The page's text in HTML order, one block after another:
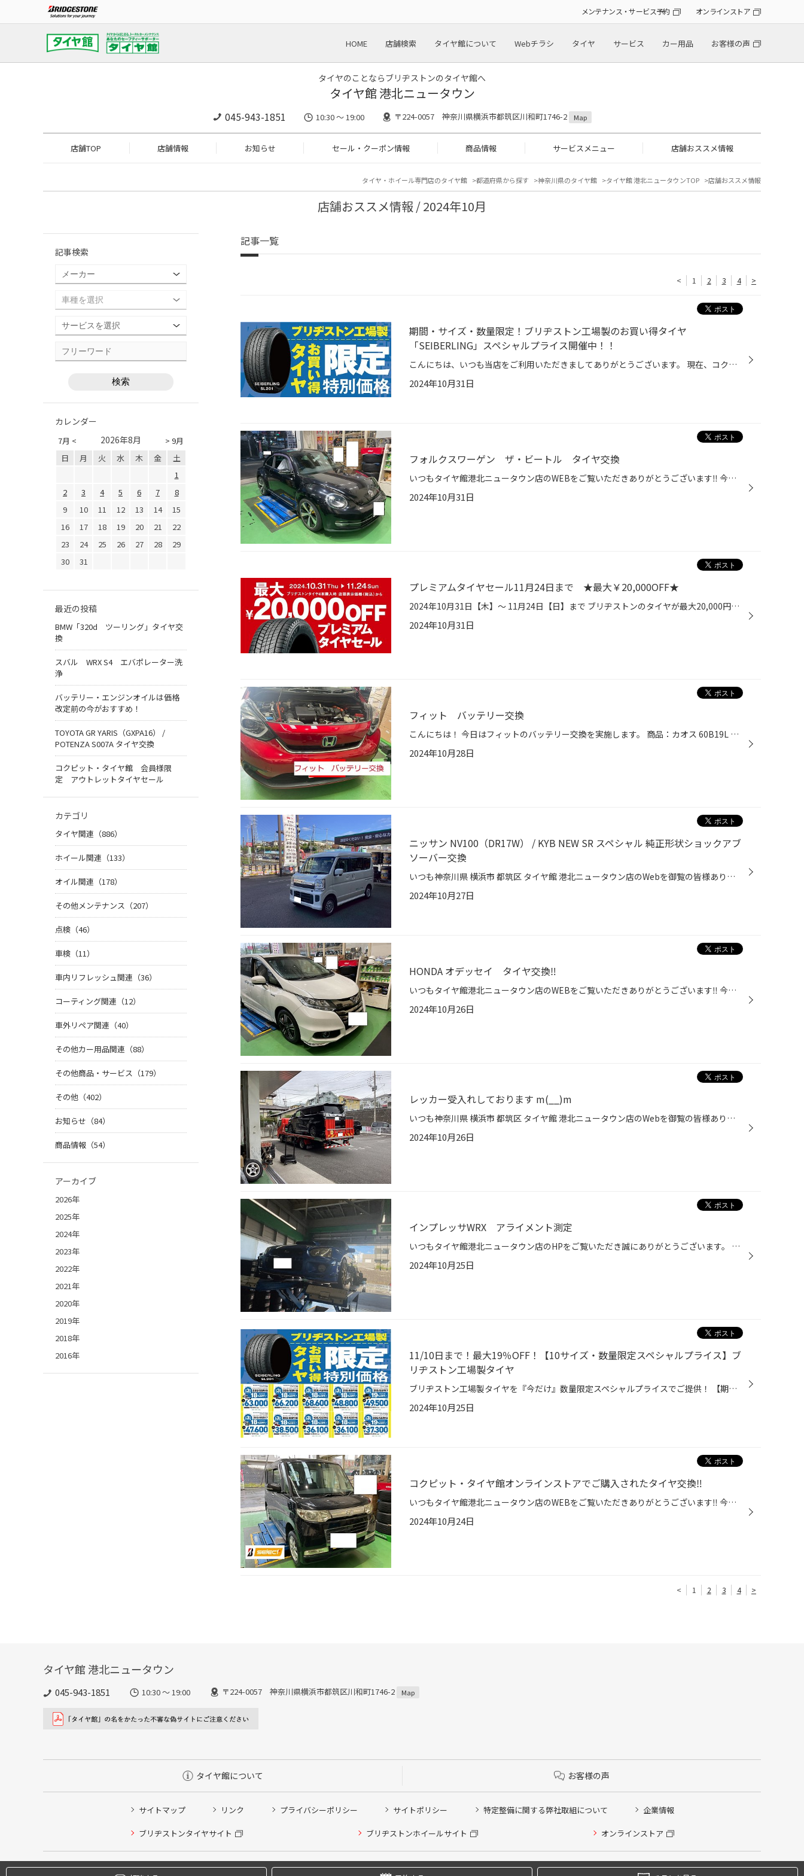
メンテナンス・サービス予約 オンラインストア
HOME 店舗検索 タイヤ館について Webチラシ タイヤ サービス カー用品 お客様の声
タイヤのことならブリヂストンのタイヤ館へ
タイヤ館 港北ニュータウン
045-943-1851 10:30 ～ 19:00 〒224-0057 神奈川県横浜市都筑区川和町1746-2 Map
店舗TOP 店舗情報 お知らせ セール・クーポン情報 商品情報 サービスメニュー 店舗おススメ情報
タイヤ・ホイール専門店のタイヤ館 都道府県から探す 神奈川県のタイヤ館 タイヤ館 港北ニュータウンTOP 店舗おススメ情報
店舗おススメ情報 / 2024年10月
記事一覧
< 1 2 3 4 >
期間・サイズ・数量限定！ブリヂストン工場製のお買い得タイヤ
「SEIBERLING」スペシャルプライス開催中！！
こんにちは、いつも当店をご利用いただきましてありがとうございます。 現在、コクピット・タイヤ館の一部店舗におきまして、 期間限定！ サイズ限定！！ 数量限定！！！ で、ブリヂストン工場製のお買い得タイヤ「SEIBERLING」をスペシャルプライスでご提供中です。 もちろん、当店でもご提供して...
2024年10月31日
フォルクスワーゲン ザ・ビートル タイヤ交換
いつもタイヤ館港北ニュータウン店のWEBをご覧いただきありがとうございます‼ 今回作業するお車はこちら‼ フォルクスワーゲン ザ・ビートルです❕ 使用するタイヤはこちらのREGNO GR-XⅢ 235/45R18 98Wです‼ 商品情報、詳しくはこちら 交換前のタイヤはこんな感じです。 タイヤの溝が減っててこのま...
2024年10月31日
プレミアムタイヤセール11月24日まで ★最大￥20,000OFF★
2024年10月31日【木】～ 11月24日【日】まで ブリヂストンのタイヤが最大20,000円OFF！ ※ブリヂストンタイヤ4本購入時 店頭表示価格（税込）から メンテナンスが抽選で最大20％OFF！ コクピット・タイヤ館のアプリをダウンロードで もれなく全員にタイヤクーポンをお届け！ 更に、抽選でメンテナン...
2024年10月31日
フィット バッテリー交換
こんにちは！ 今日はフィットのバッテリー交換を実施します。 商品：カオス 60B19L こちらの商品になります。 バッテリーはエンジンルーム左側にあります。 ２年～３年ほど使用している場合は交換の目安になります。 しっかり交換して作業終了です。 バッテリーの点検は無料で行っておりますので、...
2024年10月28日
ニッサン NV100（DR17W） / KYB NEW SR スペシャル 純正形状ショックアブ
ソーバー交換
いつも神奈川県 横浜市 都筑区 タイヤ館 港北ニュータウン店のWebを御覧の皆様ありがとうございます♪ ニッサン NV100（DR17W） KYB NEW SR スペシャル 純正形状ショックアブソーバー 足回りのリフレッシュです。 車両を中古での購入とのことで足回りはしっかりさせたい そんなことからご相談にご来...
2024年10月27日
HONDA オデッセイ タイヤ交換‼
いつもタイヤ館港北ニュータウン店のWEBをご覧いただきありがとうございます‼ 今回はタイヤ交換を行っていきます‼ お車はこちらのHONDA オデッセイです‼ 使用するタイヤはこちらのDAYTON DT30 215/55R17 94Vです‼ 商品情報、詳しくはこちら 取り付けが終わりました‼ 作業が終了しお客様にご納車です...
2024年10月26日
レッカー受入れしております m(__)m
いつも神奈川県 横浜市 都筑区 タイヤ館 港北ニュータウン店のWebを御覧の皆様ありがとうございます♪ タイヤ館港北ニュータウン店では、レッカーの搬送受け入れが可能です。 急なパンクでお困りの際はご相談下さい。 ① 内面修理 タイヤをバラして内側からの修理となります。 ② 外面修理 刺さってい...
2024年10月26日
インプレッサWRX アライメント測定
いつもタイヤ館港北ニュータウン店のHPをご覧いただき誠にありがとうございます。 最近HPを見て「アライメント」のお問合せ、ご依頼が多くなってきました。今回は「インプレッサWRX」の測定です。オーナー様が自分で調整（測定器具を使わずに）されたとの事で測定してみるとなんと左右差ゼロ！ 凄い...
2024年10月25日
11/10日まで！最大19％OFF！【10サイズ・数量限定スペシャルプライス】ブ
リヂストン工場製タイヤ
ブリヂストン工場製タイヤを『今だけ』数量限定スペシャルプライスでご提供！ 【期間】10月25日(金)～11月10日(日) ■ブリヂストン工場製タイヤ セイバーリング 最大19％OFF！ ※通常店頭表示価格より ★185/55R16 スイフト、フィット、インサイト など ★195/60R16 イスト、セレナ、ラフェスタ、ランデ...
2024年10月25日
コクピット・タイヤ館オンラインストアでご購入されたタイヤ交換‼
いつもタイヤ館港北ニュータウン店のWEBをご覧いただきありがとうございます‼ 今回はコクピット・タイヤ館オンラインストアでご購入されたタイヤ交換をしていきます‼ お車はこちら‼ ダイハツ タントです‼ 使用するタイヤはDAYTON DT30 155/65R14 75Sです‼ 商品情報、詳しくはこちら 交換前のタイヤ...
2024年10月24日
< 1 2 3 4 >
記事検索
カレンダー
7月 < > 9月
2026年8月
日 月 火 水 木 金
土
1
2
3 4 5 6 7
8
9
10 11 12 13 14
15
16
17 18 19 20 21
22
23
24 25 26 27 28
29
30
31
最近の投稿
BMW「320d ツーリング」タイヤ交
換
スバル WRX S4 エバポレーター洗
浄
バッテリー・エンジンオイルは価格
改定前の今がおすすめ！
TOYOTA GR YARIS（GXPA16） /
POTENZA S007A タイヤ交換
コクピット・タイヤ館 会員様限
定 アウトレットタイヤセール
カテゴリ
タイヤ関連（886）
ホイール関連（133）
オイル関連（178）
その他メンテナンス（207）
点検（46）
車検（11）
車内リフレッシュ関連（36）
コーティング関連（12）
車外リペア関連（40）
その他カー用品関連（88）
その他商品・サービス（179）
その他（402）
お知らせ（84）
商品情報（54）
アーカイブ
2026年
2025年
2024年
2023年
2022年
2021年
2020年
2019年
2018年
2016年
タイヤ館 港北ニュータウン
045-943-1851 10:30 ～ 19:00 〒224-0057 神奈川県横浜市都筑区川和町1746-2 Map
タイヤ館について お客様の声
サイトマップ リンク プライバシーポリシー サイトポリシー 特定整備に関する弊社取組について 企業情報
ブリヂストンタイヤサイト ブリヂストンホイールサイト オンラインストア
Copyright © 2024 Bridgestone Retail Co.,Ltd. All rights Reserved.
タイヤ点検・安全点検/タイヤ履き替え/オイル交換/その他ピット作業の予約
クローク契約会員専用タイヤ履き替え※タイヤ履き替えを希望のクローク契約会員の方はこちらを選択ください
本日のタイヤ履き替え順番待ち予約 ※クローク契約会員の方はご利用いただけません